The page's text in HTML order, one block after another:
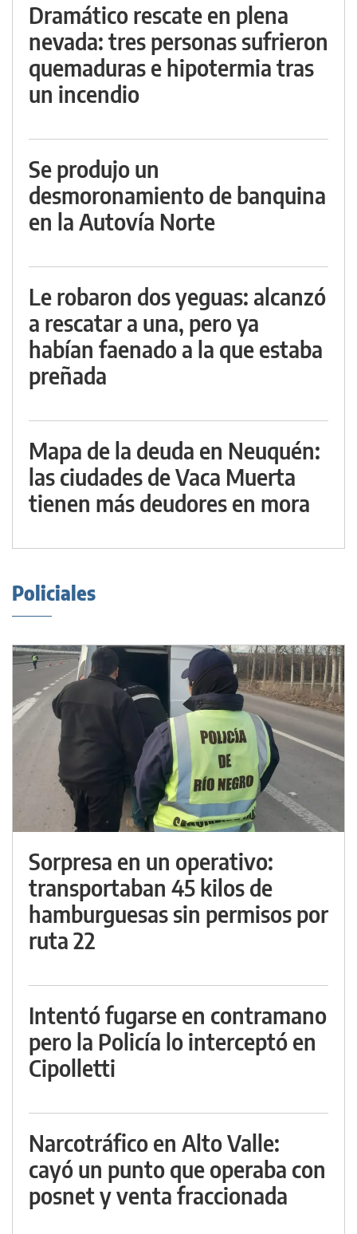
Dramático rescate en plena
nevada: tres personas sufrieron
quemaduras e hipotermia tras
un incendio
Se produjo un
desmoronamiento de banquina
en la Autovía Norte
Le robaron dos yeguas: alcanzó
a rescatar a una, pero ya
habían faenado a la que estaba
preñada
Mapa de la deuda en Neuquén:
las ciudades de Vaca Muerta
tienen más deudores en mora
Policiales
Sorpresa en un operativo:
transportaban 45 kilos de
hamburguesas sin permisos por
ruta 22
Intentó fugarse en contramano
pero la Policía lo interceptó en
Cipolletti
Narcotráfico en Alto Valle:
cayó un punto que operaba con
posnet y venta fraccionada